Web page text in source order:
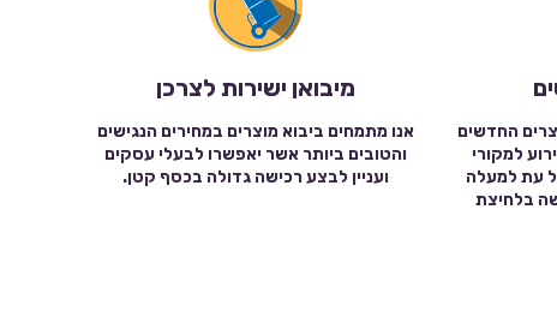
החדשים
למקורי
עת למעלה
בלחיצת
מיבואן ישירות לצרכן
אנו מתמחים ביבוא מוצרים במחירים הנגישים
והטובים ביותר אשר יאפשרו לבעלי עסקים
ועניין לבצע רכישה גדולה בכסף קטן.